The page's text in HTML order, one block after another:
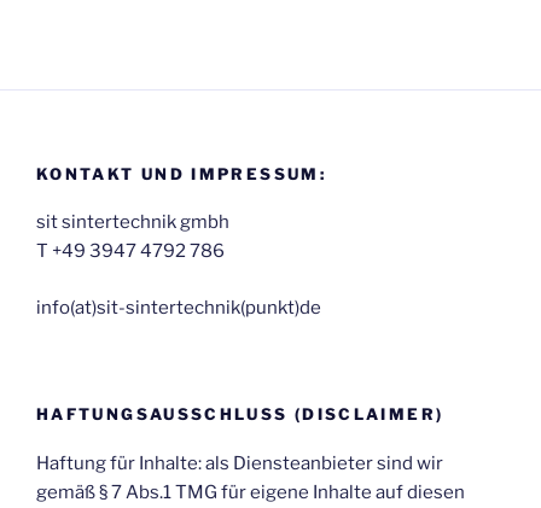
KONTAKT UND IMPRESSUM:
sit sintertechnik gmbh
T +49 3947 4792 786
inf‬o(at)sit-sintertechnik(punkt)de
HAFTUNGSAUSSCHLUSS (DISCLAIMER)
Haftung für Inhalte: als Diensteanbieter sind wir
gemäß § 7 Abs.1 TMG für eigene Inhalte auf diesen